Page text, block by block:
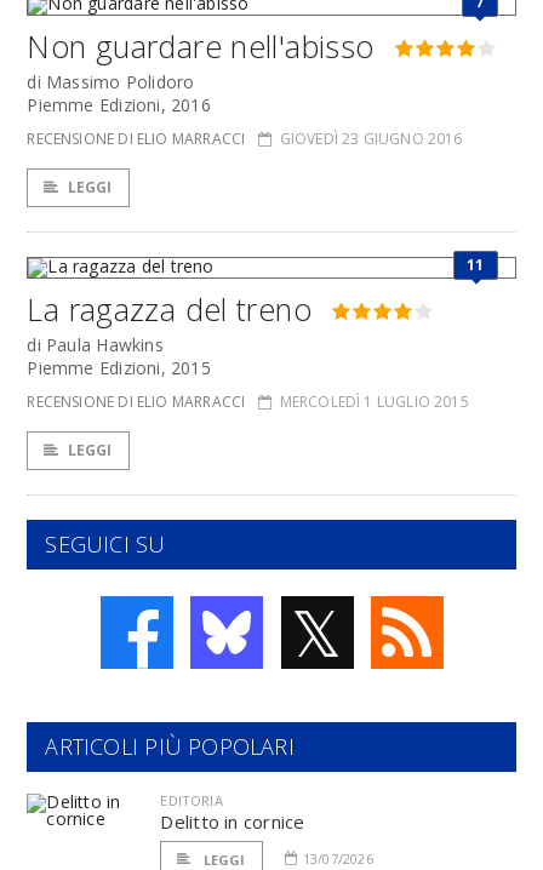
Non guardare nell'abisso
di Massimo Polidoro
Piemme Edizioni, 2016
RECENSIONE DI ELIO MARRACCI GIOVEDÌ 23 GIUGNO 2016
LEGGI
11
La ragazza del treno
di Paula Hawkins
Piemme Edizioni, 2015
RECENSIONE DI ELIO MARRACCI MERCOLEDÌ 1 LUGLIO 2015
LEGGI
SEGUICI SU
𝕏
ARTICOLI PIÙ POPOLARI
EDITORIA
Delitto in cornice
LEGGI 13/07/2026